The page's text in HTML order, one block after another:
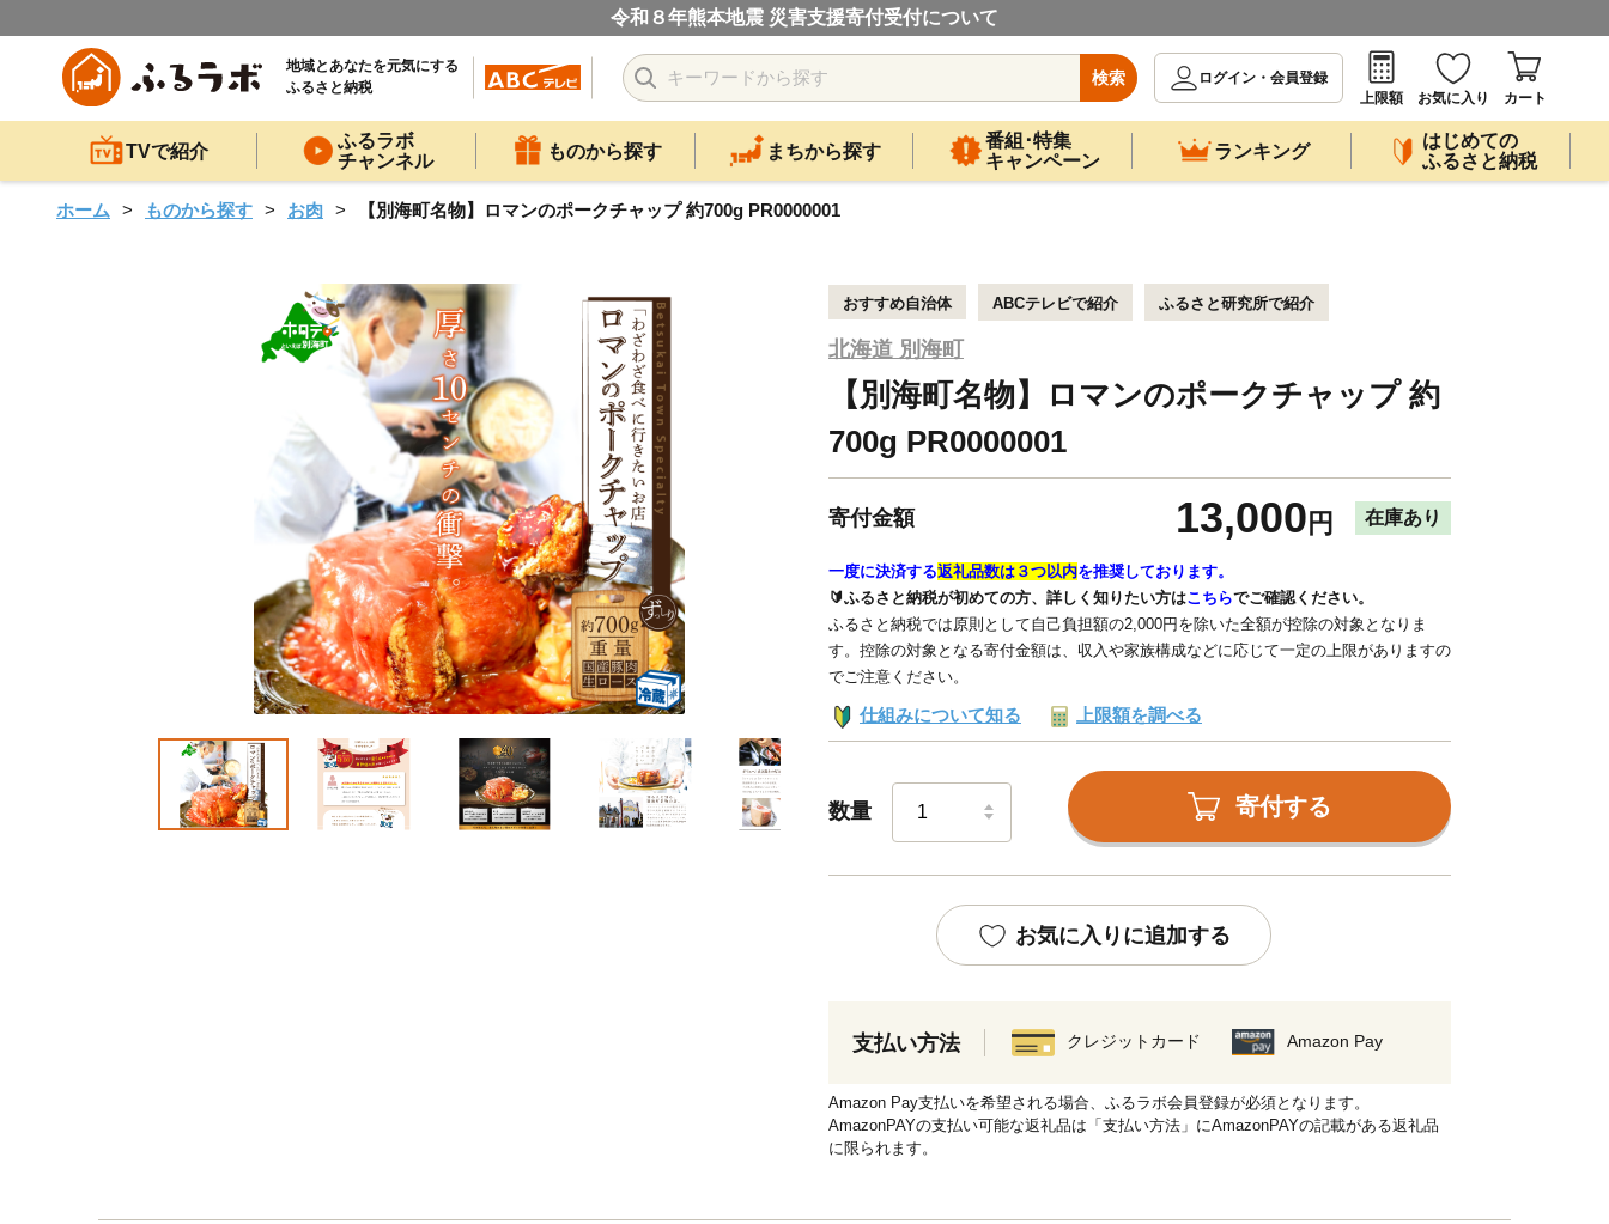
令和８年熊本地震 災害支援寄付受付について
地域とあなたを元気にする
ふるさと納税
検索
ログイン・会員登録
上限額
お気に入り カート
TVで紹介
ふるラボ
チャンネル
ものから探す まちから探す
番組･特集
キャンペーン
ランキング
はじめての
ふるさと納税
ホーム ものから探す お肉 【別海町名物】ロマンのポークチャップ 約700g PR0000001
おすすめ自治体 ABCテレビで紹介 ふるさと研究所で紹介
北海道 別海町
【別海町名物】ロマンのポークチャップ 約
700g PR0000001
寄付金額 13,000 円 在庫あり
一度に決済する返礼品数は３つ以内を推奨しております。
🔰ふるさと納税が初めての方、詳しく知りたい方はこちらでご確認ください。
ふるさと納税では原則として自己負担額の2,000円を除いた全額が控除の対象となりま
す。控除の対象となる寄付金額は、収入や家族構成などに応じて一定の上限がありますの
でご注意ください。
仕組みについて知る 上限額を調べる
数量 寄付する
お気に入りに追加する
支払い方法 クレジットカード Amazon Pay
Amazon Pay支払いを希望される場合、ふるラボ会員登録が必須となります。
AmazonPAYの支払い可能な返礼品は「支払い方法」にAmazonPAYの記載がある返礼品
に限られます。